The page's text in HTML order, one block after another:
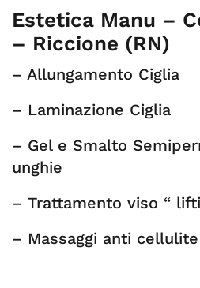
Estetica Manu –
– Riccione (RN)
– Allungamento Ciglia
– Laminazione Ciglia
– Gel e Smalto
unghie
– Trattamento viso “
– Massaggi anti